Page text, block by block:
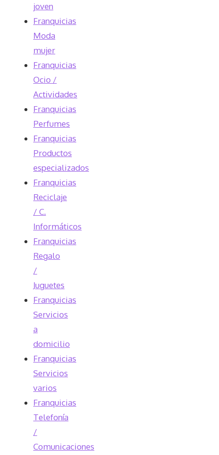
joven
Franquicias
Moda
mujer
Franquicias
Ocio /
Actividades
Franquicias
Perfumes
Franquicias
Productos
especializados
Franquicias
Reciclaje
/ C.
Informáticos
Franquicias
Regalo
/
Juguetes
Franquicias
Servicios
a
domicilio
Franquicias
Servicios
varios
Franquicias
Telefonía
/
Comunicaciones